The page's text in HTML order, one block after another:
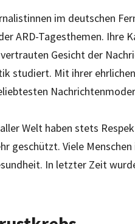
im deutschen
ARD-Tagesthemen. Ihre
Gesicht der
studiert. Mit ihrer
Welt haben stets
geschützt. Viele
In letzter Zeit